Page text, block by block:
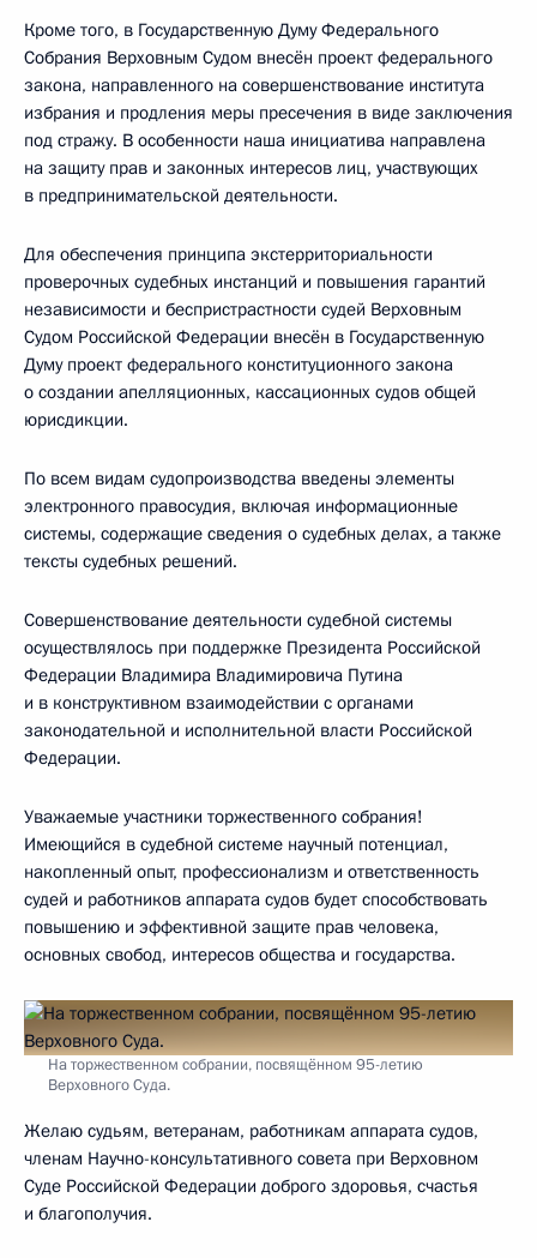
Кроме того, в Государственную Думу Федерального
Собрания Верховным Судом внесён проект федерального
закона, направленного на совершенствование института
избрания и продления меры пресечения в виде заключения
под стражу. В особенности наша инициатива направлена
на защиту прав и законных интересов лиц, участвующих
в предпринимательской деятельности.
Для обеспечения принципа экстерриториальности
проверочных судебных инстанций и повышения гарантий
независимости и беспристрастности судей Верховным
Судом Российской Федерации внесён в Государственную
Думу проект федерального конституционного закона
о создании апелляционных, кассационных судов общей
юрисдикции.
По всем видам судопроизводства введены элементы
электронного правосудия, включая информационные
системы, содержащие сведения о судебных делах, а также
тексты судебных решений.
Совершенствование деятельности судебной системы
осуществлялось при поддержке Президента Российской
Федерации Владимира Владимировича Путина
и в конструктивном взаимодействии с органами
законодательной и исполнительной власти Российской
Федерации.
Уважаемые участники торжественного собрания!
Имеющийся в судебной системе научный потенциал,
накопленный опыт, профессионализм и ответственность
судей и работников аппарата судов будет способствовать
повышению и эффективной защите прав человека,
основных свобод, интересов общества и государства.
На торжественном собрании, посвящённом 95-летию
Верховного Суда.
Желаю судьям, ветеранам, работникам аппарата судов,
членам Научно-консультативного совета при Верховном
Суде Российской Федерации доброго здоровья, счастья
и благополучия.